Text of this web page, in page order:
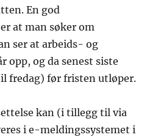
En god
at man søker om
ser at arbeids- og
opp, og da senest siste
fredag) før fristen utløper.
kan (i tillegg til via
i e-meldingssystemet i